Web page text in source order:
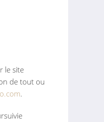
le site
de tout ou
.